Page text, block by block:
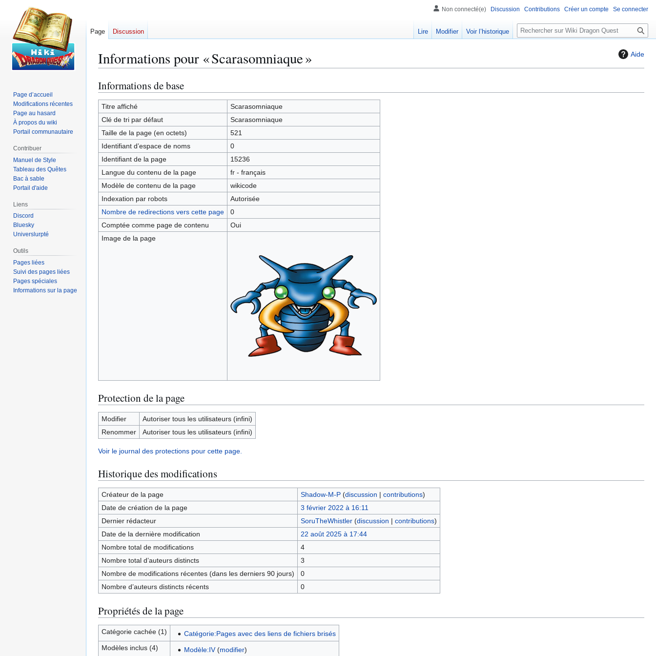
Aide
Informations pour « Scarasomniaque »
Aller
à
la
navigation
Aller
à
la
recherche
Informations de base
Titre affiché
Scarasomniaque
Clé de tri par défaut
Scarasomniaque
Taille de la page (en octets)
521
Identifiant dʼespace de noms
0
Identifiant de la page
15236
Langue du contenu de la page
fr - français
Modèle de contenu de la page
wikicode
Indexation par robots
Autorisée
Nombre de redirections vers cette page
0
Comptée comme page de contenu
Oui
Image de la page
Protection de la page
Modifier
Autoriser tous les utilisateurs (infini)
Renommer
Autoriser tous les utilisateurs (infini)
Voir le journal des protections pour cette page.
Historique des modifications
Créateur de la page Shadow-M-P (discussion | contributions)
Date de création de la page
3 février 2022 à 16:11
Dernier rédacteur
SoruTheWhistler (discussion | contributions)
Date de la dernière modification
22 août 2025 à 17:44
Nombre total de modifications
4
Nombre total d’auteurs distincts
3
Nombre de modifications récentes (dans les derniers 90 jours)
0
Nombre d’auteurs distincts récents
0
Propriétés de la page
Catégorie cachée (1)
Catégorie:Pages avec des liens de fichiers brisés
Modèles inclus (4)
Modèle:IV(modifier)
Non connecté(e) Discussion Contributions Créer un compte Se connecter
Page Discussion Lire Modifier Voir l’historique
R
e
e
c
Page d’accueil
Modifications récentes
Page au hasard
À propos du wiki
Portail communautaire
Contribuer
Manuel de Style
Tableau des Quêtes
Bac à sable
Portail d'aide
Liens
Discord
Bluesky
Universlurpté
Outils
Pages liées
Suivi des pages liées
Pages spéciales
Informations sur la page